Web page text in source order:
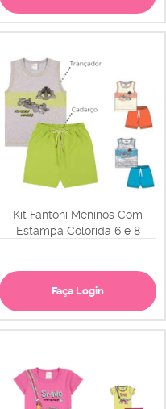
Kit Fantoni Meninos Com
Estampa Colorida 6 e 8
Faça Login